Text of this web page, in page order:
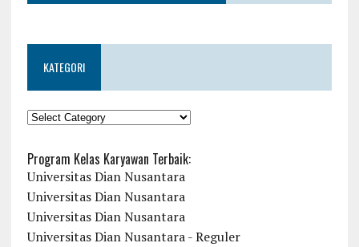
KATEGORI
KATEGORI
Program Kelas Karyawan Terbaik:
Universitas Dian Nusantara
Universitas Dian Nusantara
Universitas Dian Nusantara
Universitas Dian Nusantara - Reguler